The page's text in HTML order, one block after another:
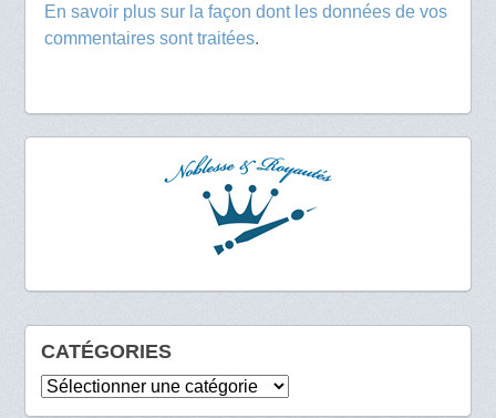
En savoir plus sur la façon dont les données de vos
commentaires sont traitées.
CATÉGORIES
Catégories